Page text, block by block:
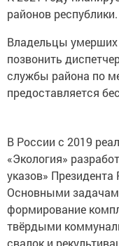
районов республики.
Владельцы
позвонить
службы района по
предоставляется
В России с 2019
«Экология»
указов»
Основными
формирование
твёрдыми
свалок и